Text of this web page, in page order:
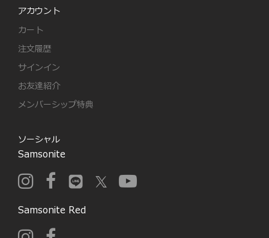
アカウント
カート
注文履歴
サインイン
お友達紹介
メンバーシップ特典
ソーシャル
Samsonite
Samsonite Red